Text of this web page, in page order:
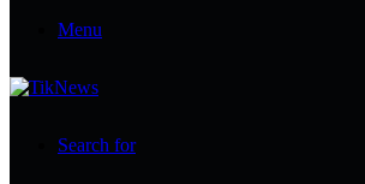
Menu
Search for